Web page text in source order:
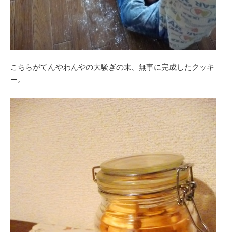
こちらがてんやわんやの大騒ぎの末、無事に完成したクッキ
ー。